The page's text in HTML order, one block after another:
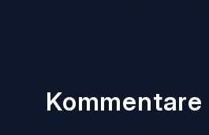
Kommentare